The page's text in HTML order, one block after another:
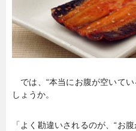
では、“本当にお腹が空いて
しょうか。
「よく勘違いされるのが、“お